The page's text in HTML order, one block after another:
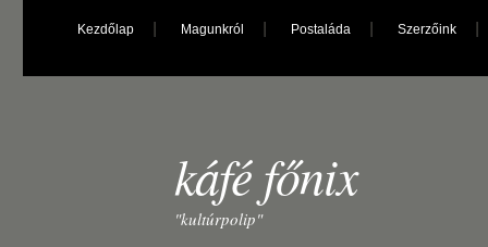
Kezdőlap Magunkról Postaláda Szerzőink
káfé főnix
"kultúrpolip"